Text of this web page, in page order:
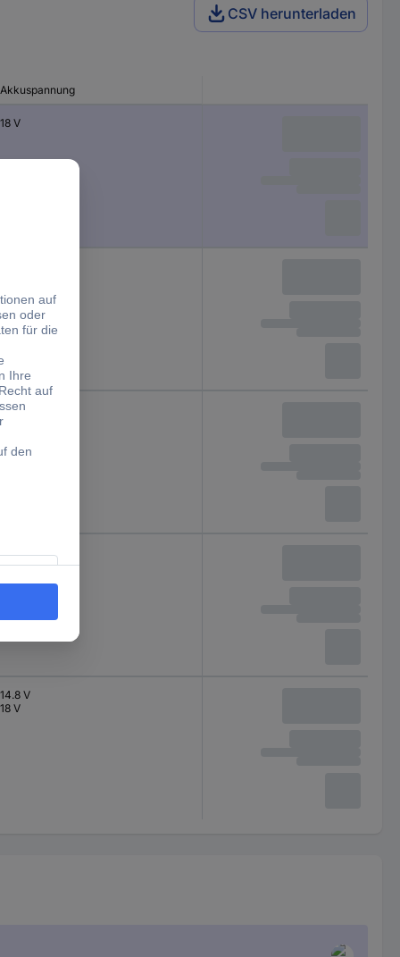
CSV herunterladen
Akkuspannung
18 V
18 V
14.8 V
18 V